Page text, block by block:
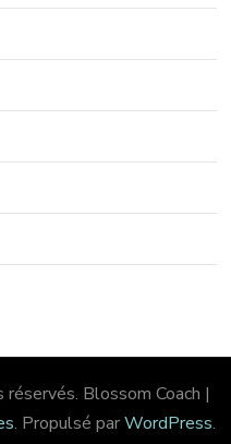
réservés. Blossom Coach |
. Propulsé parWordPress.